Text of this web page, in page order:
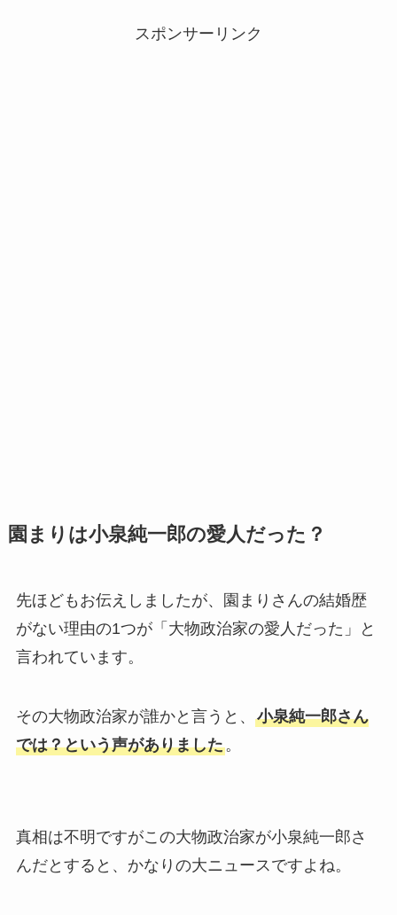
スポンサーリンク
園まりは小泉純一郎の愛人だった？
先ほどもお伝えしましたが、園まりさんの結婚歴
がない理由の1つが「大物政治家の愛人だった」と
言われています。
その大物政治家が誰かと言うと、 小泉純一郎さん
では？という声がありました。
真相は不明ですがこの大物政治家が小泉純一郎さ
んだとすると、かなりの大ニュースですよね。